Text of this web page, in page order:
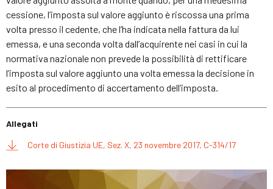
cessione, l’imposta sul valore aggiunto è riscossa una prima
volta presso il cedente, che l’ha indicata nella fattura da lui
emessa, e una seconda volta dall’acquirente nei casi in cui la
normativa nazionale non prevede la possibilità di rettificare
l’imposta sul valore aggiunto una volta emessa la decisione in
esito al procedimento di accertamento dell’imposta.
Allegati
Corte di Giustizia UE, Sez. X, 23 novembre 2017, C-314/17